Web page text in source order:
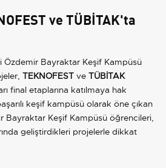
ve TÜBİTAK'ta
Özdemir Bayraktar Keşif Kampüsü
TEKNOFEST ve TÜBİTAK
final etaplarına katılmaya hak
keşif kampüsü olarak öne çıkan
Bayraktar Keşif Kampüsü öğrencileri,
geliştirdikleri projelerle dikkat